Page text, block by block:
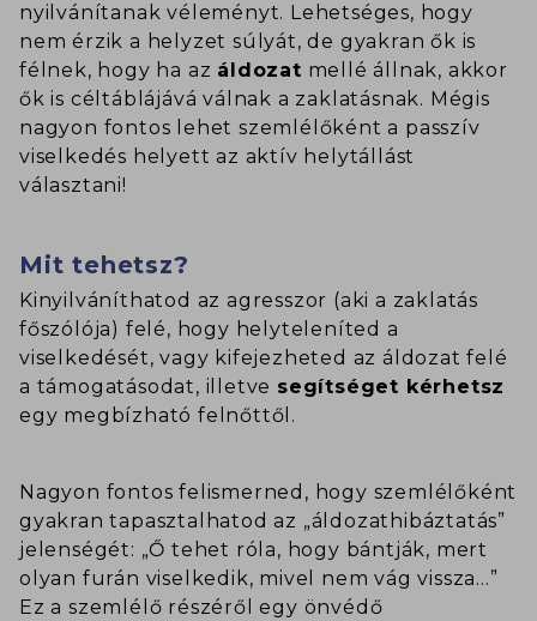
nyilvánítanak véleményt. Lehetséges, hogy
nem érzik a helyzet súlyát, de gyakran ők is
félnek, hogy ha az áldozat mellé állnak, akkor
ők is céltáblájává válnak a zaklatásnak. Mégis
nagyon fontos lehet szemlélőként a passzív
viselkedés helyett az aktív helytállást
választani!
Mit tehetsz?
Kinyilváníthatod az agresszor (aki a zaklatás
főszólója) felé, hogy helyteleníted a
viselkedését, vagy kifejezheted az áldozat felé
a támogatásodat, illetve segítséget kérhetsz
egy megbízható felnőttől.
Nagyon fontos felismerned, hogy szemlélőként
gyakran tapasztalhatod az „áldozathibáztatás”
jelenségét: „Ő tehet róla, hogy bántják, mert
olyan furán viselkedik, mivel nem vág vissza…”
Ez a szemlélő részéről egy önvédő